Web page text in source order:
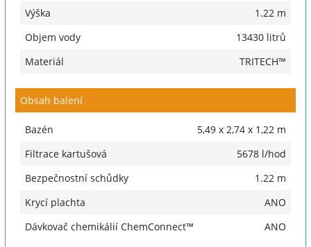
Výška
1.22 m
Objem vody
13430 litrů
Materiál
TRITECH™
Obsah balení
Bazén
5,49 x 2,74 x 1,22 m
Filtrace kartušová
5678 l/hod
Bezpečnostní schůdky
1.22 m
Krycí plachta
ANO
Dávkovač chemikálií ChemConnect™
ANO